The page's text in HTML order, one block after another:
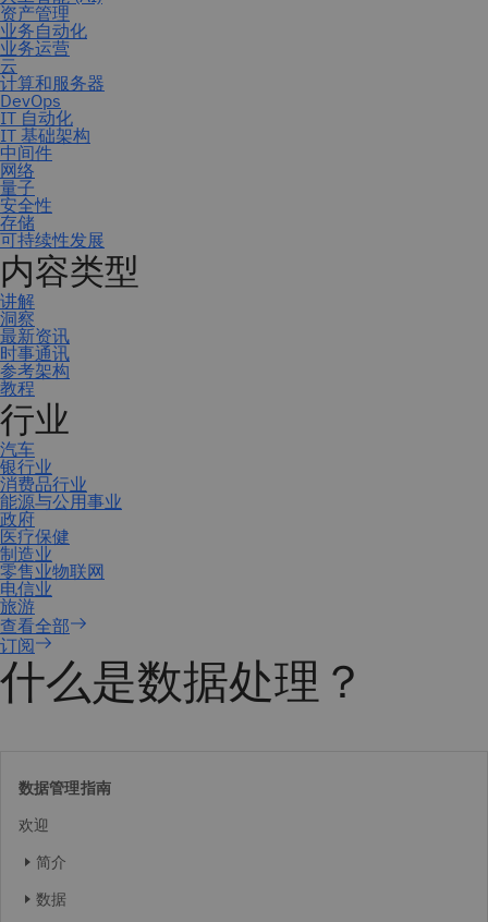
订阅
什么是数据处理？
数据管理指南
欢迎
简介
数据